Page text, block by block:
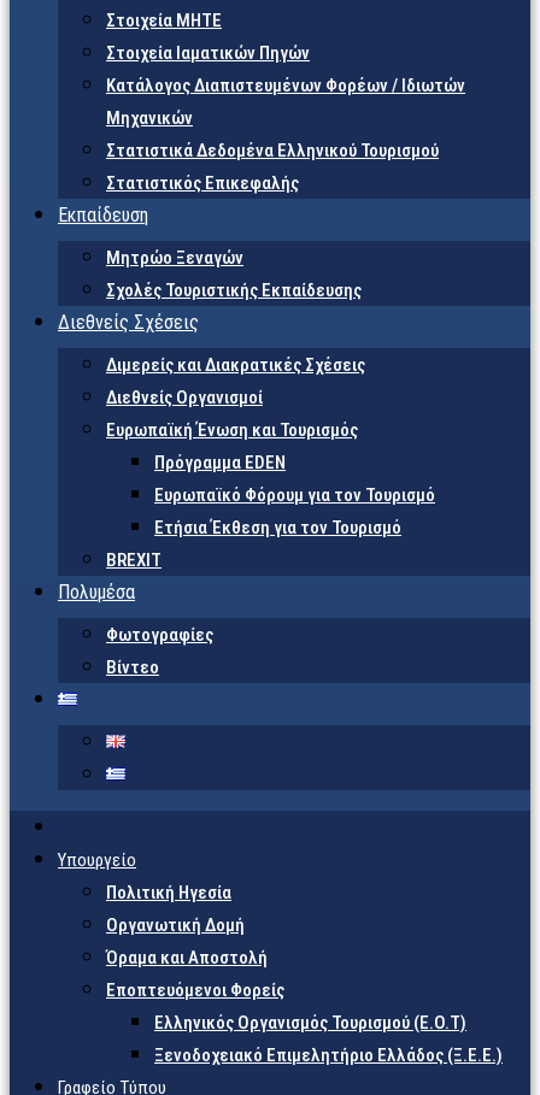
Στοιχεία ΜΗΤΕ
Στοιχεία Ιαματικών Πηγών
Κατάλογος Διαπιστευμένων Φορέων / Ιδιωτών
Μηχανικών
Στατιστικά Δεδομένα Ελληνικού Τουρισμού
Στατιστικός Επικεφαλής
Εκπαίδευση
Μητρώο Ξεναγών
Σχολές Τουριστικής Εκπαίδευσης
Διεθνείς Σχέσεις
Διμερείς και Διακρατικές Σχέσεις
Διεθνείς Οργανισμοί
Ευρωπαϊκή Ένωση και Τουρισμός
Πρόγραμμα EDEN
Ευρωπαϊκό Φόρουμ για τον Τουρισμό
Ετήσια Έκθεση για τον Τουρισμό
BREXIT
Πολυμέσα
Φωτογραφίες
Βίντεο
Υπουργείο
Πολιτική Ηγεσία
Οργανωτική Δομή
Όραμα και Αποστολή
Εποπτευόμενοι Φορείς
Eλληνικός Οργανισμός Τουρισμού (Ε.Ο.Τ)
Ξενοδοχειακό Επιμελητήριο Ελλάδος (Ξ.Ε.Ε.)
Γραφείο Τύπου